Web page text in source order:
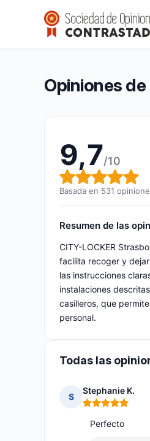
CITY-LOCKER
Calificación global: 9,7
9,7/10(531
Opiniones
9,7/10
Calificación
Basada en 531
Resumen de las
CITY-LOCKER
facilita recoger y
las instrucciones
instalaciones
casilleros, que
personal.
Todas las
S
Stephanie K.
Nota: 5 de 5
Perfecto